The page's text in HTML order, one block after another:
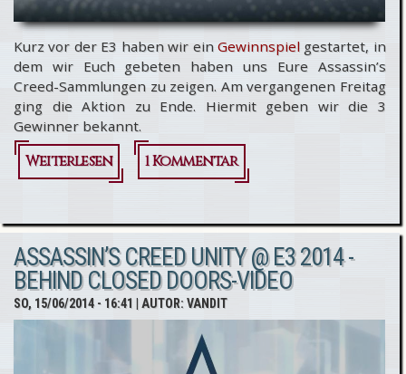
Kurz vor der E3 haben wir ein Gewinnspielgestartet, in
dem wir Euch gebeten haben uns Eure Assassin’s
Creed-Sammlungen zu zeigen. Am vergangenen Freitag
ging die Aktion zu Ende. Hiermit geben wir die 3
Gewinner bekannt.
Weiterlesen
über
Creed Pre
E3 2014
Gewinnspiel
- Die
1 Kommentar
ASSASSIN’S CREED UNITY @ E3 2014 -
BEHIND CLOSED DOORS-VIDEO
SO, 15/06/2014 - 16:41 | AUTOR:VANDIT